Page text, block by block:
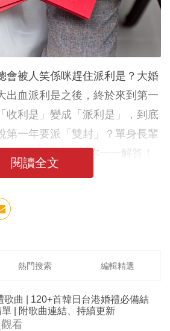
會被人笑係咪趕住派利是？大婚
出血派利是之後，終於來到第一
收利是」變成「派利是」，到底
第一年要派「雙封」？單身長輩
是學問，小編為你一一解答！
閱讀全文
熱門搜索 編輯精選
歌曲 | 120+首韓日台港婚禮必備結
| 附歌曲連結、持續更新
看